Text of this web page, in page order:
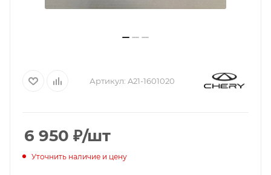
Артикул: A21-1601020
6 950 ₽/шт
Уточнить наличие и цену